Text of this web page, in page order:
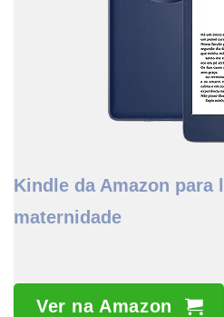
Kindle da Amazon para
maternidade
Ver na Amazon